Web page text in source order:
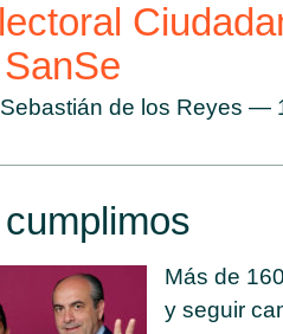
de los Reyes —
Más de
y seguir